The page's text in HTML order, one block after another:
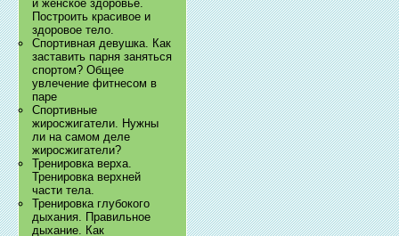
и женское здоровье.
Построить красивое и
здоровое тело.
Спортивная девушка. Как
заставить парня заняться
спортом? Общее
увлечение фитнесом в
паре
Спортивные
жиросжигатели. Нужны
ли на самом деле
жиросжигатели?
Тренировка верха.
Тренировка верхней
части тела.
Тренировка глубокого
дыхания. Правильное
дыхание. Как